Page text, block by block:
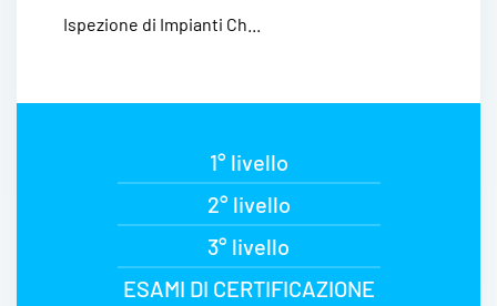
Ispezione di Impianti Ch...
1° livello
2° livello
3° livello
ESAMI DI CERTIFICAZIONE